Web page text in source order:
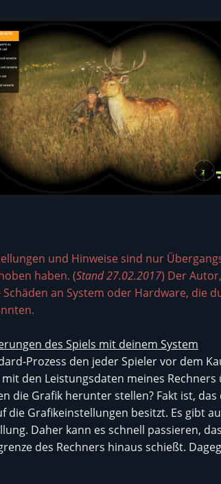
und Hinweise sind nur
haben. (Stand 27.02.2017) Der
an System oder Hardware, die
des Spiels mit deinem System
Prozess den jeder Spieler vor dem
den Leistungsdaten meines Rechners
die Grafik herunter stellen? Fakt ist, das
die Grafikeinstellungen besitzt. Es gibt
Daher kann es schnell passieren,
des Rechners hinaus schießt.